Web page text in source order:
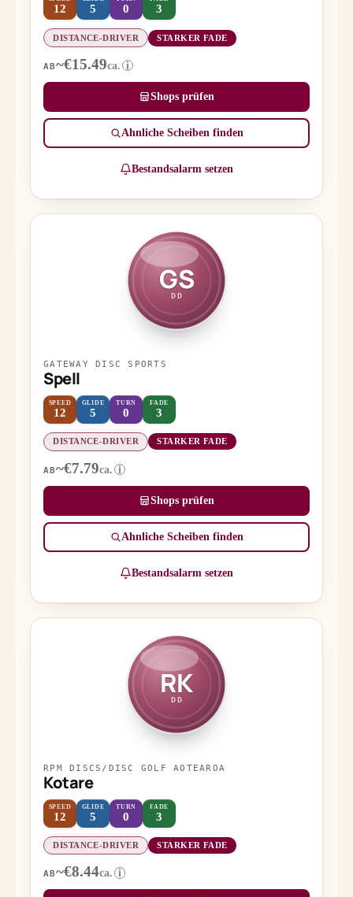
12 5 0 3
DISTANCE-DRIVER STARKER FADE
AB~€15.49ca. i
Shops prüfen
Ähnliche Scheiben finden
Bestandsalarm setzen
GS
DD
GATEWAY DISC SPORTS
Spell
SPEED
12
GLIDE
5
TURN
0
FADE
3
DISTANCE-DRIVER STARKER FADE
AB~€7.79ca. i
Shops prüfen
Ähnliche Scheiben finden
Bestandsalarm setzen
RK
DD
RPM DISCS/DISC GOLF AOTEAROA
Kotare
SPEED
12
GLIDE
5
TURN
0
FADE
3
DISTANCE-DRIVER STARKER FADE
AB~€8.44ca. i